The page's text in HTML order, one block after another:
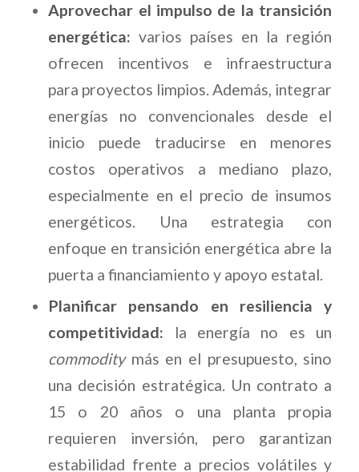
Aprovechar el impulso de la transición
energética: varios países en la región
ofrecen incentivos e infraestructura
para proyectos limpios. Además, integrar
energías no convencionales desde el
inicio puede traducirse en menores
costos operativos a mediano plazo,
especialmente en el precio de insumos
energéticos. Una estrategia con
enfoque en transición energética abre la
puerta a financiamiento y apoyo estatal.
Planificar pensando en resiliencia y
competitividad:
la energía no es un
commodity más en el presupuesto, sino
una decisión estratégica. Un contrato a
15 o 20 años o una planta propia
requieren inversión, pero garantizan
estabilidad frente a precios volátiles y